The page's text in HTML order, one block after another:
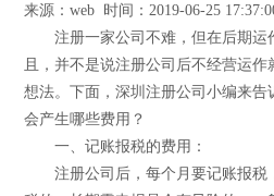
来源：web 时间：2019-06-25
注册一家公司不难，但在后期运
且，并不是说注册公司后不经营运
想法。下面，深圳注册公司小编来
会产生哪些费用？
一、记账报税的费用：
注册公司后，每个月要记账报税